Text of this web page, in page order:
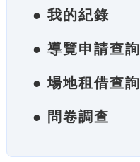
● 我的紀錄
● 導覽申請查詢
● 場地租借查詢
● 問卷調查